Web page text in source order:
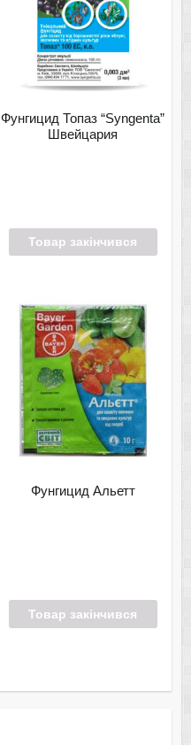
Фунгицид Топаз “Syngenta”
Швейцария
Товар закінчився
Фунгицид Альетт
Товар закінчився